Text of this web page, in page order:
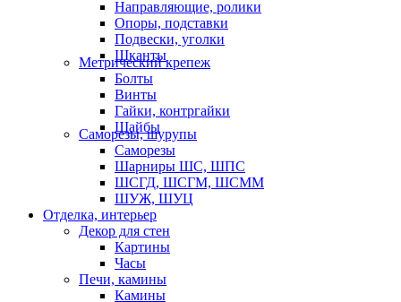
Направляющие, ролики
Опоры, подставки
Подвески, уголки
Шканты
Метрический крепеж
Болты
Винты
Гайки, контргайки
Шайбы
Саморезы, шурупы
Саморезы
Шарниры ШС, ШПС
ШСГД, ШСГМ, ШСММ
ШУЖ, ШУЦ
Отделка, интерьер
Декор для стен
Картины
Часы
Печи, камины
Камины